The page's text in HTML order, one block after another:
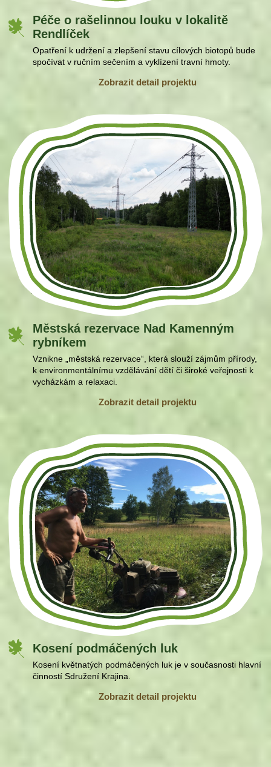
Péče o rašelinnou louku v lokalitě
Rendlíček
Opatření k udržení a zlepšení stavu cílových biotopů bude
spočívat v ručním sečením a vyklízení travní hmoty.
Zobrazit detail projektu
Městská rezervace Nad Kamenným
rybníkem
Vznikne „městská rezervace“, která slouží zájmům přírody,
k environmentálnímu vzdělávání dětí či široké veřejnosti k
vycházkám a relaxaci.
Zobrazit detail projektu
Kosení podmáčených luk
Kosení květnatých podmáčených luk je v současnosti hlavní
činností Sdružení Krajina.
Zobrazit detail projektu